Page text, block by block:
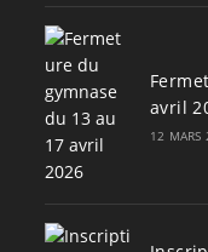
avril
12 MARS